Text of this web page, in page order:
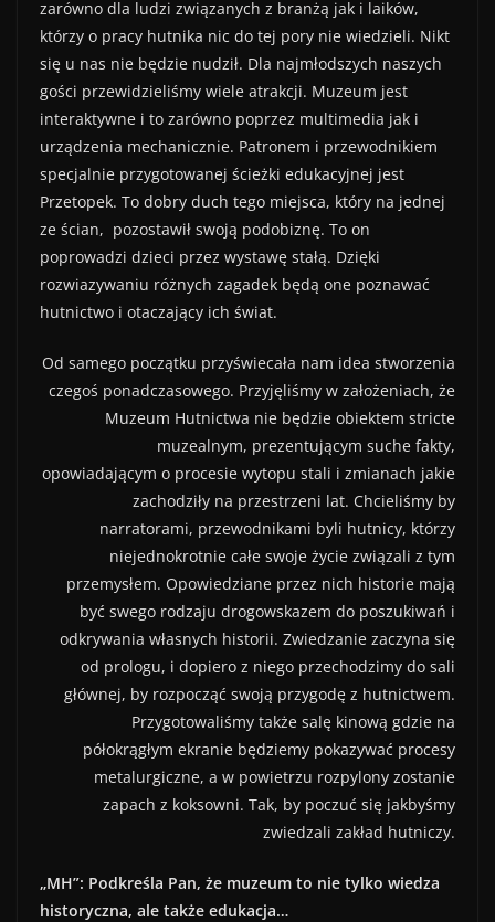
zarówno dla ludzi związanych z branżą jak i laików,
którzy o pracy hutnika nic do tej pory nie wiedzieli. Nikt
się u nas nie będzie nudził. Dla najmłodszych naszych
gości przewidzieliśmy wiele atrakcji. Muzeum jest
interaktywne i to zarówno poprzez multimedia jak i
urządzenia mechanicznie. Patronem i przewodnikiem
specjalnie przygotowanej ścieżki edukacyjnej jest
Przetopek. To dobry duch tego miejsca, który na jednej
ze ścian, pozostawił swoją podobiznę. To on
poprowadzi dzieci przez wystawę stałą. Dzięki
rozwiazywaniu różnych zagadek będą one poznawać
hutnictwo i otaczający ich świat.
Od samego początku przyświecała nam idea stworzenia
czegoś ponadczasowego. Przyjęliśmy w założeniach, że
Muzeum Hutnictwa nie będzie obiektem stricte
muzealnym, prezentującym suche fakty,
opowiadającym o procesie wytopu stali i zmianach jakie
zachodziły na przestrzeni lat. Chcieliśmy by
narratorami, przewodnikami byli hutnicy, którzy
niejednokrotnie całe swoje życie związali z tym
przemysłem. Opowiedziane przez nich historie mają
być swego rodzaju drogowskazem do poszukiwań i
odkrywania własnych historii. Zwiedzanie zaczyna się
od prologu, i dopiero z niego przechodzimy do sali
głównej, by rozpocząć swoją przygodę z hutnictwem.
Przygotowaliśmy także salę kinową gdzie na
półokrągłym ekranie będziemy pokazywać procesy
metalurgiczne, a w powietrzu rozpylony zostanie
zapach z koksowni. Tak, by poczuć się jakbyśmy
zwiedzali zakład hutniczy.
„MH”: Podkreśla Pan, że muzeum to nie tylko wiedza
historyczna, ale także edukacja…